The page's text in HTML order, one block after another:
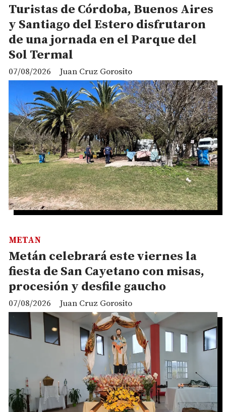
Turistas de Córdoba, Buenos Aires
y Santiago del Estero disfrutaron
de una jornada en el Parque del
Sol Termal
Juan Cruz Gorosito
07/08/2026
Metán celebrará este viernes la
fiesta de San Cayetano con misas,
procesión y desfile gaucho
Juan Cruz Gorosito
METAN
07/08/2026